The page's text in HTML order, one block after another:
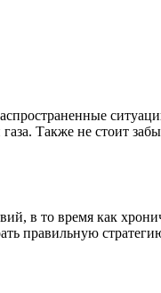
Также не стоит
в то время как
правильную